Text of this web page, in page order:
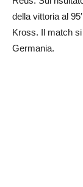
della vittoria al
Kross. Il match
Germania.